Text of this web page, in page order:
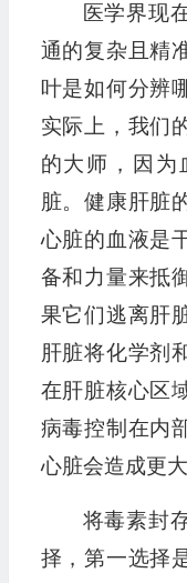
医学界现
通的复杂且精
叶是如何分辨
实际上，我们
的大师，因为
脏。健康肝脏
心脏的血液是
备和力量来抵
果它们逃离肝
肝脏将化学剂
在肝脏核心区
病毒控制在内
心脏会造成更大
将毒素封
择，第一选择